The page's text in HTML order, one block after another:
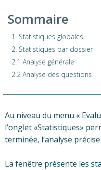
Sommaire
1. Statistiques globales
2. Statistiques par dossier
2.1 Analyse générale
2.2 Analyse des questions
Au niveau du menu «
l’onglet «Statistiques»
terminée, l’analyse
La fenêtre présente les